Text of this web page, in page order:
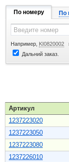
По номеру По
Например, KI0820002
Дальний заказ.
Артикул
1237223020
1237223050
1237223080
1237226010